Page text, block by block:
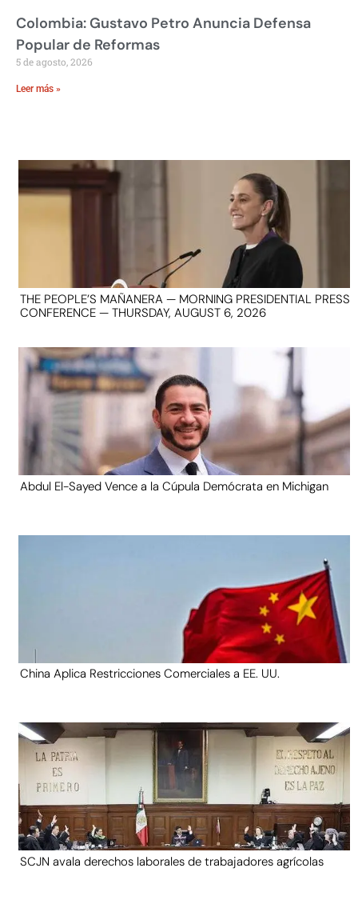
Colombia: Gustavo Petro Anuncia Defensa
Popular de Reformas
5 de agosto, 2026
Leer más »
THE PEOPLE’S MAÑANERA — MORNING PRESIDENTIAL PRESS
CONFERENCE — THURSDAY, AUGUST 6, 2026
Abdul El-Sayed Vence a la Cúpula Demócrata en Michigan
China Aplica Restricciones Comerciales a EE. UU.
SCJN avala derechos laborales de trabajadores agrícolas